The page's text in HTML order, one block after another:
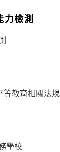
力檢測
等教育相關法規
學校